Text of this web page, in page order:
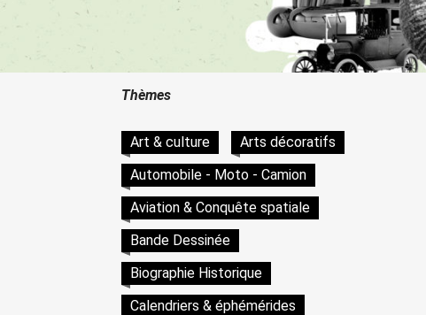
Thèmes
Art & culture
Arts décoratifs
Automobile - Moto - Camion
Aviation & Conquête spatiale
Bande Dessinée
Biographie Historique
Calendriers & éphémérides